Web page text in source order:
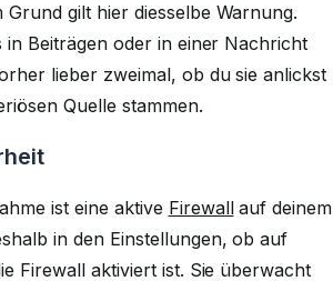
Grund gilt hier diesselbe Warnung.
in Beiträgen oder in einer Nachricht
lieber zweimal, ob du sie anlickst
Quelle stammen.
ist eine aktive Firewallauf deinem
in den Einstellungen, ob auf
Firewall aktiviert ist. Sie überwacht